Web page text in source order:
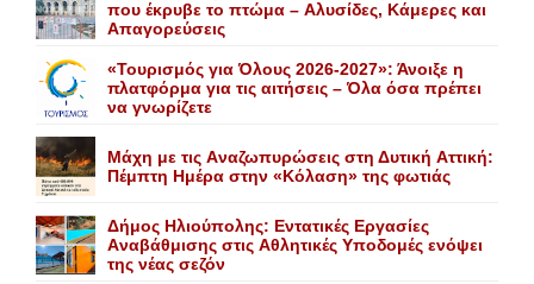
που έκρυβε το πτώμα – Aλυσίδες, Kάμερες και
Aπαγορεύσεις
«Τουρισμός για Όλους 2026-2027»: Άνοιξε η
πλατφόρμα για τις αιτήσεις – Όλα όσα πρέπει
να γνωρίζετε
Mάχη με τις Aναζωπυρώσεις στη Δυτική Aττική:
Πέμπτη Hμέρα στην «Kόλαση» της φωτιάς
Δήμος Ηλιούπολης: Eντατικές Eργασίες
Aναβάθμισης στις Aθλητικές Yποδομές ενόψει
της νέας σεζόν